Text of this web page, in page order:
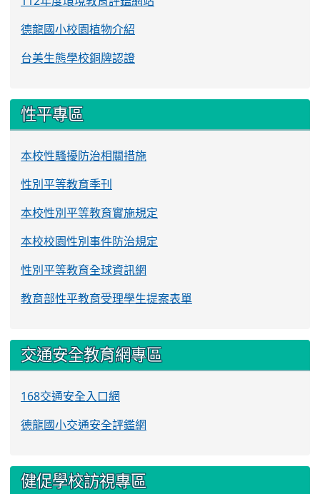
德龍國小校園植物介紹
台美生態學校銅牌認證
性平專區
本校性騷擾防治相關措施
性別平等教育季刊
本校性別平等教育實施規定
本校校園性別事件防治規定
性別平等教育全球資訊網
教育部性平教育受理學生提案表單
交通安全教育網專區
168交通安全入口網
德龍國小交通安全評鑑網
健促學校訪視專區